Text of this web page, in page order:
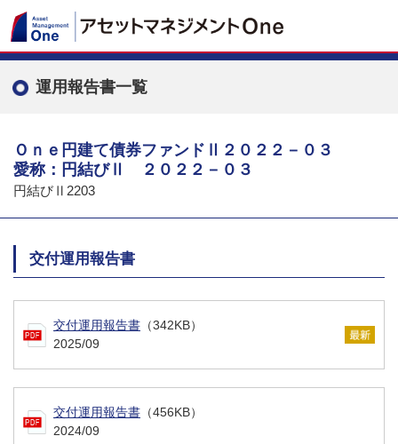
運用報告書一覧
Ｏｎｅ円建て債券ファンドⅡ２０２２－０３
愛称：円結びⅡ ２０２２－０３
円結びⅡ2203
交付運用報告書
交付運用報告書 （342KB）
2025/09
交付運用報告書 （456KB）
2024/09